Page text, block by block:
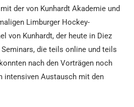
der von Kunhardt Akademie und
Limburger Hockey-
von Kunhardt, der heute in Diez
Seminars, die teils online und teils
nach den Vorträgen noch
intensiven Austausch mit den